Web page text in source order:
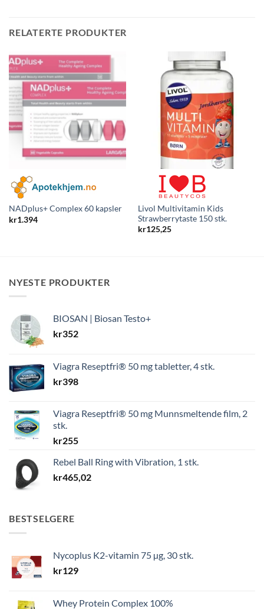
RELATERTE PRODUKTER
NADplus+ Complex 60 kapsler
kr1.394
Livol Multivitamin Kids
Strawberrytaste 150 stk.
kr125,25
NYESTE PRODUKTER
BIOSAN | Biosan Testo+
kr352
Viagra Reseptfri® 50 mg tabletter, 4 stk.
kr398
Viagra Reseptfri® 50 mg Munnsmeltende film, 2
stk.
kr255
Rebel Ball Ring with Vibration, 1 stk.
kr465,02
BESTSELGERE
Nycoplus K2-vitamin 75 µg, 30 stk.
kr129
Whey Protein Complex 100%